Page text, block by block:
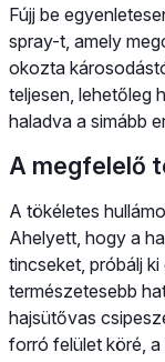
Fújj be
spray-t, amely
okozta
teljesen, lehetőleg
haladva a simább
A megfelelő
A tökéletes
Ahelyett, hogy a
tincseket, próbálj
természetesebb
hajsütővas
forró felület köré,